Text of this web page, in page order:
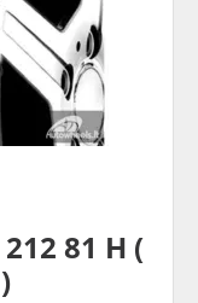
81 H (